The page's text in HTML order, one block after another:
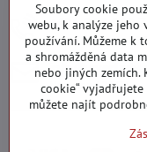
+421 919 060
Pondělí - Pátek :
Non stop ( 24/7 )
Soubory cookie
webu, k analýze jeho
používání. Můžeme k
a shromážděná data
nebo jiných zemích.
cookie“
můžete najít